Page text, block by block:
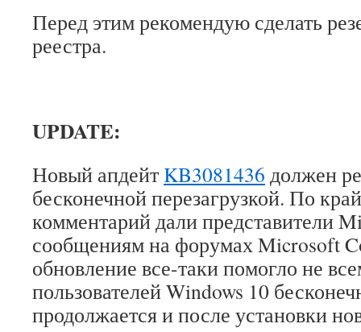
Перед этим рекомендую сделать
реестра.
UPDATE:
Новый апдейт KB3081436 должен
бесконечной перезагрузкой. По
комментарий дали представители
сообщениям на форумах Microsoft
обновление все-таки помогло не
пользователей Windows 10
продолжается и после установки